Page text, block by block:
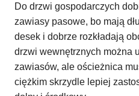
Do drzwi gospodarczych
zawiasy pasowe, bo mają
desek i dobrze rozkładają
drzwi wewnętrznych można
zawiasów, ale ościeżnica
ciężkim skrzydle lepiej